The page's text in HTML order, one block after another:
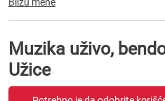
Muzika uživo,
Užice